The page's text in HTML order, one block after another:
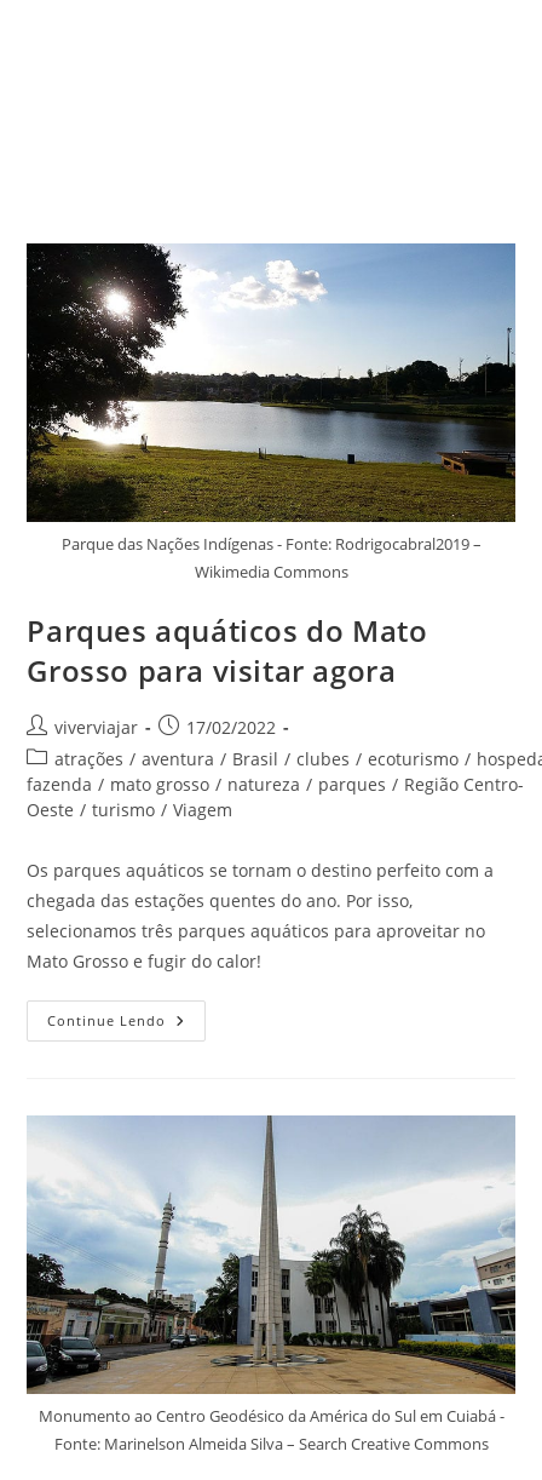
Parque das Nações Indígenas - Fonte: Rodrigocabral2019 –
Wikimedia Commons
Parques aquáticos do Mato
Grosso para visitar agora
Autor
do
post:
viverviajar
Post
publicado:
17/02/2022
Categoria
do
post:
atrações / aventura / Brasil / clubes / ecoturismo /
fazenda / mato grosso / natureza / parques / Região Centro-
Oeste / turismo / Viagem
Os parques aquáticos se tornam o destino perfeito com a
chegada das estações quentes do ano. Por isso,
selecionamos três parques aquáticos para aproveitar no
Mato Grosso e fugir do calor!
Continue Lendo Parques
Aquáticos
Visitar
Monumento ao Centro Geodésico da América do Sul em Cuiabá -
Fonte: Marinelson Almeida Silva – Search Creative Commons